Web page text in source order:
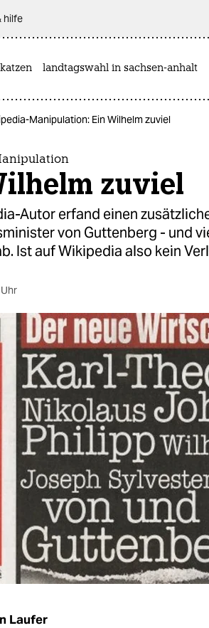
hilfe
katzen landtagswahl in sachsen-anhalt
Manipulation: Ein Wilhelm zuviel
zuviel
Autor erfand einen
von Guttenberg - und
Ist auf Wikipedia also kein
Laufer